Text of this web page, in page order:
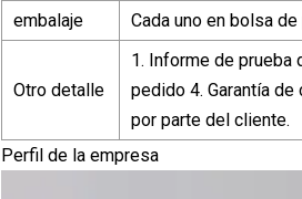
embalaje
Cada uno en bolsa
Otro detalle
1. Informe de prueba
pedido 4. Garantía
por parte del cliente.
Perfil de la empresa